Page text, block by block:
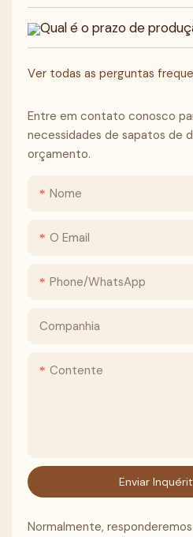
Qual é o prazo de
Ver todas as perguntas
Entre em contato conosco
necessidades de sapatos de
orçamento.
Nome
O Email
Phone/whatsApp
Companhia
Contente
Enviar
Normalmente,